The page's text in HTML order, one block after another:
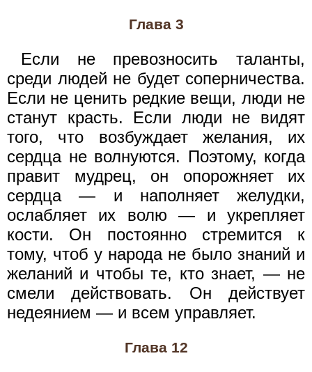
Глава 3
Если не превозносить таланты,
среди людей не будет соперничества.
Если не ценить редкие вещи, люди не
станут красть. Если люди не видят
того, что возбуждает желания, их
сердца не волнуются. Поэтому, когда
правит мудрец, он опорожняет их
сердца — и наполняет желудки,
ослабляет их волю — и укрепляет
кости. Он постоянно стремится к
тому, чтоб у народа не было знаний и
желаний и чтобы те, кто знает, — не
смели действовать. Он действует
недеянием — и всем управляет.
Глава 12